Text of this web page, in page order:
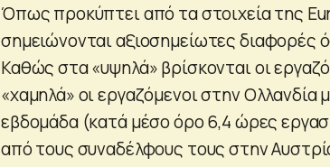
Όπως προκύπτει από τα στοιχεία της
σημειώνονται αξιοσημείωτες διαφορές
Καθώς στα «υψηλά» βρίσκονται οι
«χαμηλά» οι εργαζόμενοι στην Ολλανδία
εβδομάδα (κατά μέσο όρο 6,4 ώρες
από τους συναδέλφους τους στην